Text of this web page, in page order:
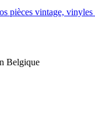
pièces vintage, vinyles
Belgique